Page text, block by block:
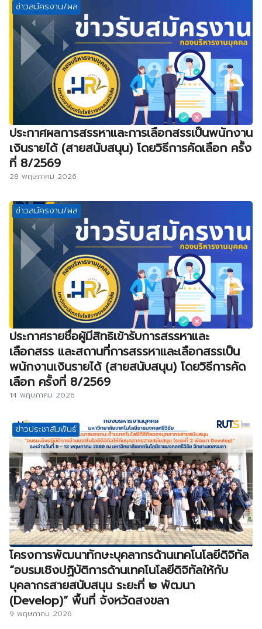
ข่าวสมัครงาน/ผล
ประกาศผลการสรรหาและการเลือกสรรเป็นพนักงาน
เงินรายได้ (สายสนับสนุน) โดยวิธีการคัดเลือก ครั้ง
ที่ 8/2569
28 พฤษภาคม 2026
ข่าวสมัครงาน/ผล
ประกาศรายชื่อผู้มีสิทธิเข้ารับการสรรหาและ
เลือกสรร และสถานที่การสรรหาและเลือกสรรเป็น
พนักงานเงินรายได้ (สายสนับสนุน) โดยวิธีการคัด
เลือก ครั้งที่ 8/2569
14 พฤษภาคม 2026
ข่าวประชาสัมพันธ์
โครงการพัฒนาทักษะบุคลากรด้านเทคโนโลยีดิจิทัล
“อบรมเชิงปฏิบัติการด้านเทคโนโลยีดิจิทัลให้กับ
บุคลากรสายสนับสนุน ระยะที่ ๒ พัฒนา
(Develop)” พื้นที่ จังหวัดสงขลา
9 พฤษภาคม 2026